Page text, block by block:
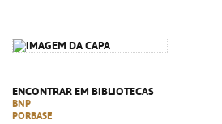
ENCONTRAR EM BIBLIOTECAS
BNP
PORBASE